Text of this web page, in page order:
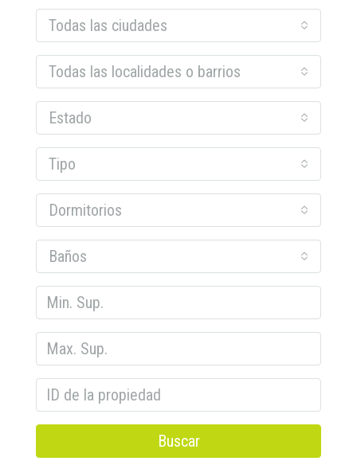
Todas las ciudades
Todas las localidades o barrios
Estado
Tipo
Dormitorios
Baños
Buscar